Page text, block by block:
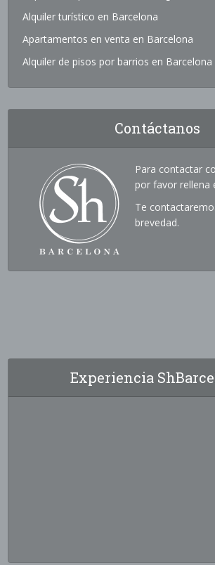
Alquiler turístico en Barcelona
Apartamentos en venta en Barcelona
Alquiler de pisos por barrios en Barcelona
Contáctanos
Para contactar
por favor
Te
brevedad.
Experiencia